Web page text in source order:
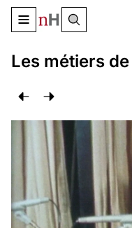
Basculer le menu de
Les métiers